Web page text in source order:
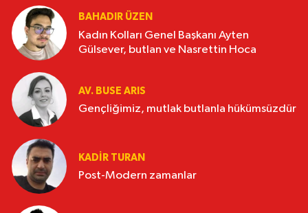
BAHADIR ÜZEN
Kadın Kolları Genel Başkanı Ayten
Gülsever, butlan ve Nasrettin Hoca
AV. BUSE ARIS
Gençliğimiz, mutlak butlanla hükümsüzdür
KADIR TURAN
Post-Modern zamanlar